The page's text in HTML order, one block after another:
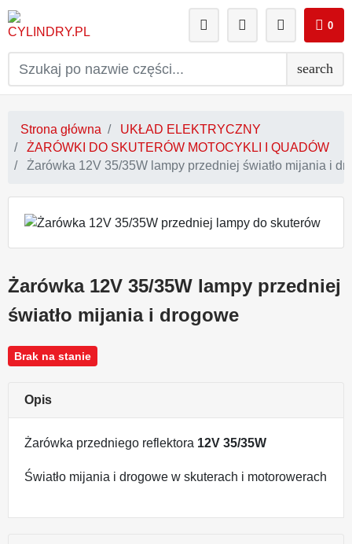
search
0
Strona główna
UKŁAD ELEKTRYCZNY
ŻARÓWKI DO SKUTERÓW MOTOCYKLI I QUADÓW
Żarówka 12V 35/35W lampy przedniej światło mijania i
Żarówka 12V 35/35W lampy przedniej
światło mijania i drogowe
Brak na stanie
Opis
Żarówka przedniego reflektora 12V 35/35W
Światło mijania i drogowe w skuterach i motorowerach